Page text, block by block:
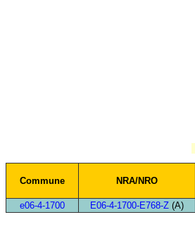
Commune NRA/NRO
e06-4-1700
E06-4-1700-E768-Z (A)